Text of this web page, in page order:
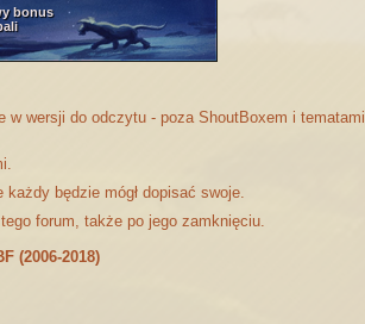
bonus
w wersji do odczytu - poza ShoutBoxem i tematami
każdy będzie mógł dopisać swoje.
forum, także po jego zamknięciu.
(2006-2018)